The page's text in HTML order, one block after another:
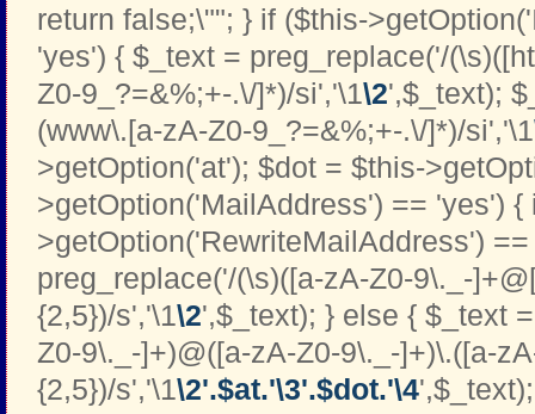
return false;\""; } if ($this-
'yes') { $_text = preg_replace('/
Z0-9_?=&%;+-.\/]*)/si','\1\2',$_text);
(www\.[a-zA-Z0-9_?=&%;+-.\/]*)/si','\1
>getOption('at'); $dot = $this-
>getOption('MailAddress') == 'yes') {
>getOption('RewriteMailAddress')
preg_replace('/(\s)([a-zA-Z0-9\._-
{2,5})/s','\1\2',$_text); } else { $_text
Z0-9\._-]+)@([a-zA-Z0-9\._-]+)\.([a-
{2,5})/s','\1\2'.$at.'\3'.$dot.'\4